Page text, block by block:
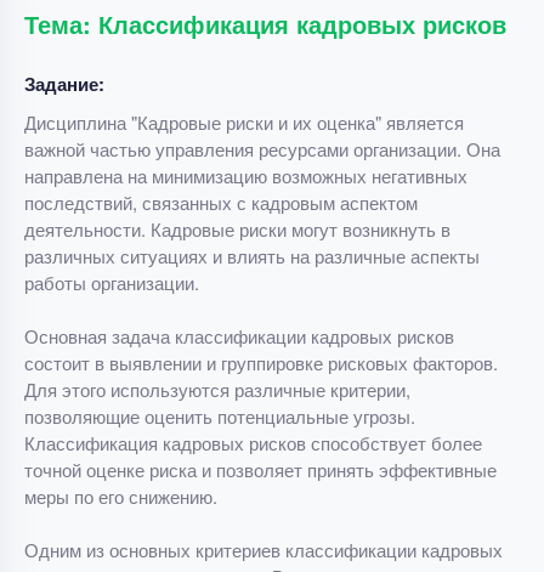
Тема: Классификация кадровых рисков
Задание:
Дисциплина "Кадровые риски и их оценка" является
важной частью управления ресурсами организации. Она
направлена на минимизацию возможных негативных
последствий, связанных с кадровым аспектом
деятельности. Кадровые риски могут возникнуть в
различных ситуациях и влиять на различные аспекты
работы организации.
Основная задача классификации кадровых рисков
состоит в выявлении и группировке рисковых факторов.
Для этого используются различные критерии,
позволяющие оценить потенциальные угрозы.
Классификация кадровых рисков способствует более
точной оценке риска и позволяет принять эффективные
меры по его снижению.
Одним из основных критериев классификации кадровых